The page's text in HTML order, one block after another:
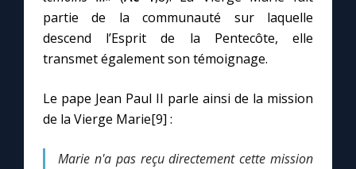
partie de la communauté sur laquelle
descend l’Esprit de la Pentecôte, elle
transmet également son témoignage.
Le pape Jean Paul II parle ainsi de la mission
de la Vierge Marie[9] :
Marie n'a pas reçu directement cette mission